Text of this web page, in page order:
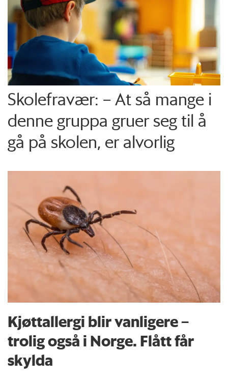
Skolefravær: – At så mange i
denne gruppa gruer seg til å
gå på skolen, er alvorlig
Kjøttallergi blir vanligere –
trolig også i Norge. Flått får
skylda